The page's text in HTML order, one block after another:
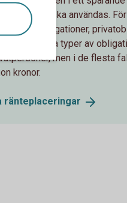
som snart ska användas.
premieobligationer,
Andra typer av
men i de flesta
kronor.
ränteplaceringar